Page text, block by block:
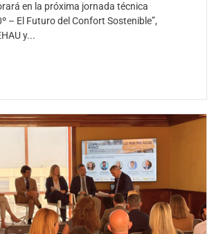
en la próxima jornada técnica
– El Futuro del Confort Sostenible”,
y...